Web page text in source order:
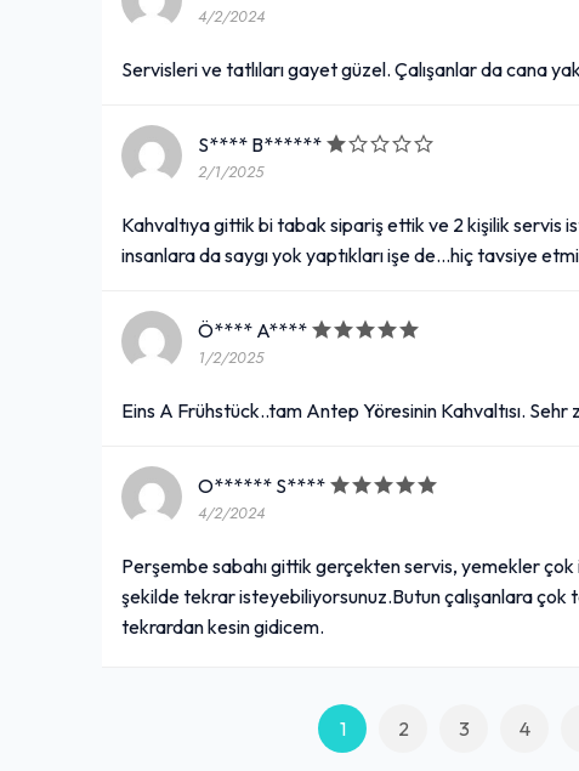
4/2/2024
Servisleri ve tatlıları gayet güzel. Çalışanlar da cana
S**** B******
2/1/2025
Kahvaltıya gittik bi tabak sipariş ettik ve 2 kişilik servis
insanlara da saygı yok yaptıkları işe de…hiç tavsiye
Ö**** A****
1/2/2025
Eins A Frühstück..tam Antep Yöresinin Kahvaltısı. Sehr
O****** S****
4/2/2024
Perşembe sabahı gittik gerçekten servis, yemekler
şekilde tekrar isteyebiliyorsunuz.Butun çalışanlara
tekrardan kesin gidicem.
1 2 3 4